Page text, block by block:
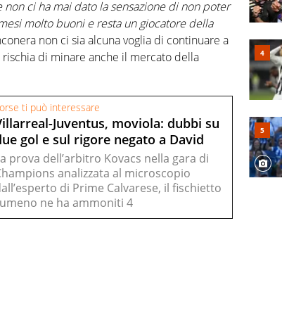
non ci ha mai dato la sensazione di non poter
molto buoni e resta un giocatore della
non ci sia alcuna voglia di continuare a
di minare anche il mercato della
ti può interessare
Juventus, moviola: dubbi su
gol e sul rigore negato a David
prova dell’arbitro Kovacs nella gara di
analizzata al microscopio
di Prime Calvarese, il fischietto
ne ha ammoniti 4